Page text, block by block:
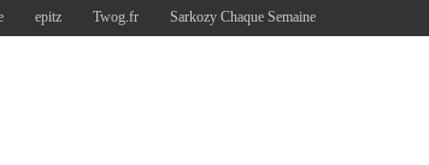
epitz Twog.fr Sarkozy Chaque Semaine